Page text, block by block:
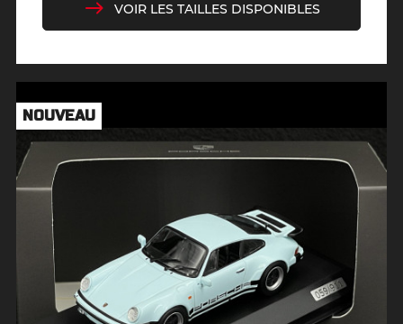
base
VOIR LES TAILLES DISPONIBLES
NOUVEAU